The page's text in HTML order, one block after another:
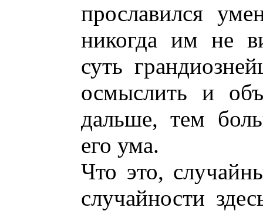
прославился
никогда им не
суть
осмыслить и
дальше, тем
его ума.
Что это,
случайности